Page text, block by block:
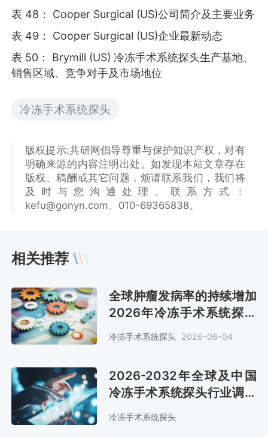
表 48： Cooper Surgical (US)公司简介及主要业务
表 49： Cooper Surgical (US)企业最新动态
表 50： Brymill (US) 冷冻手术系统探头生产基地、
销售区域、竞争对手及市场地位
冷冻手术系统探头
版权提示:共研网倡导尊重与保护知识产权，对有
明确来源的内容注明出处。如发现本站文章存在
版权、稿酬或其它问题，烦请联系我们，我们将
及时与您沟通处理。联系方式：
kefu@gonyn.com、010-69365838。
相关推荐
全球肿瘤发病率的持续增加
2026年冷冻手术系统探头
销售额约14亿美元[图]
冷冻手术系统探头 2026-06-04
2026-2032年全球及中国
冷冻手术系统探头行业调查
与未来前景预测报告
冷冻手术系统探头